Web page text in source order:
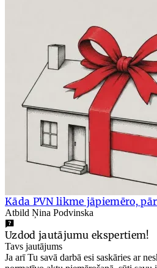
Kāda PVN likme jāpiemēro,
Atbild Ņina Podvinska
Uzdod jautājumu ekspertiem!
Tavs jautājums
Ja arī Tu savā darbā esi saskāries ar